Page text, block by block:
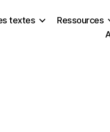
textes Ressources